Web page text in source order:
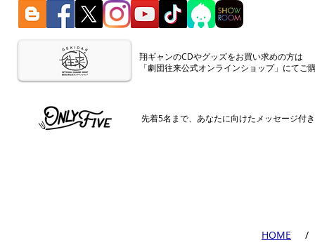
​翔ギャンのCDやグッズをお買い求めの方は
「劇団往来公式オンラインショップ」にてご
先着5名まで、あなたに向けたメッセージ付
​HOME
​ /